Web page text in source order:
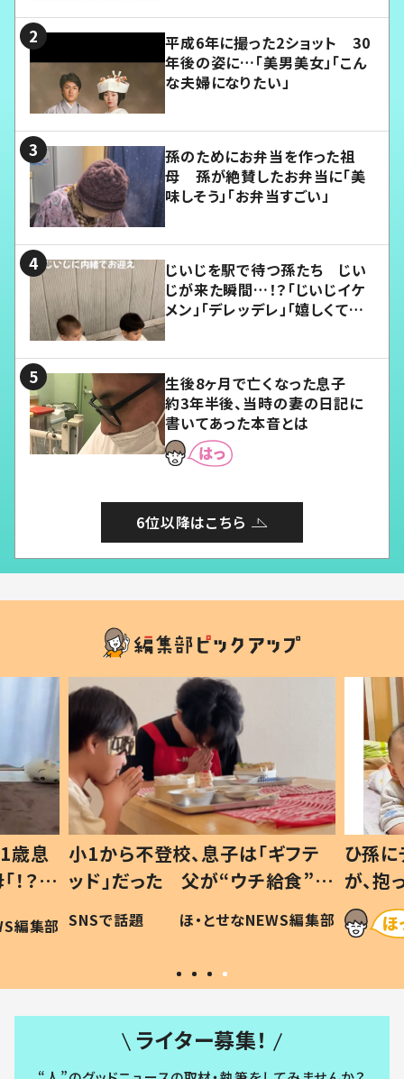
平成6年に撮った2ショット 30
年後の姿に…「美男美女」「こん
な夫婦になりたい」
孫のためにお弁当を作った祖
母 孫が絶賛したお弁当に「美
味しそう」「お弁当すごい」
じいじを駅で待つ孫たち じい
じが来た瞬間…！？「じいじイケ
メン」「デレッデレ」「嬉しくて可
生後8ヶ月で亡くなった息子
約3年半後、当時の妻の日記に
書いてあった本音とは
6位以降はこちら
歳息
？」
編集部
小1から不登校、息子は「ギフテ
ッド」だった 父が“ウチ給食”を
作り続ける理由とは #令和の親
#令和の子
SNSで話題 ほ・とせなNEWS編集部
ひ孫
が、
「涙が
い」
ライター募集！